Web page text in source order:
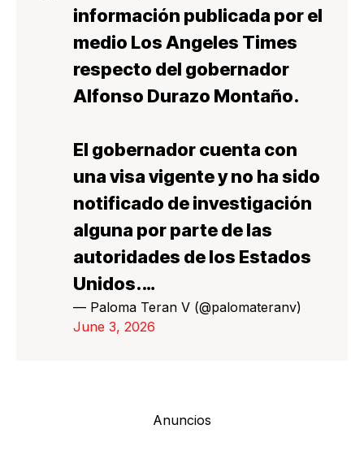
información publicada por el
medio Los Angeles Times
respecto del gobernador
Alfonso Durazo Montaño.
El gobernador cuenta con
una visa vigente y no ha sido
notificado de investigación
alguna por parte de las
autoridades de los Estados
Unidos.…
— Paloma Teran V (@palomateranv)
June 3, 2026
Anuncios